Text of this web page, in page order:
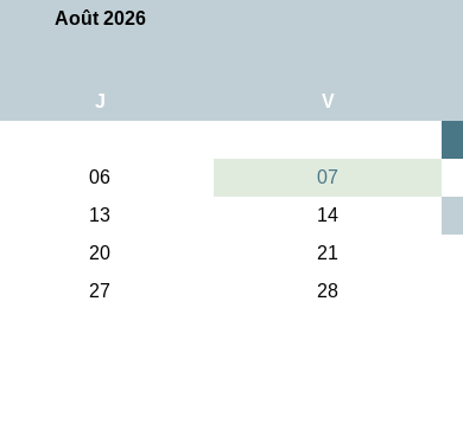
Août 2026
J V
06 07
13 14
20 21
27 28